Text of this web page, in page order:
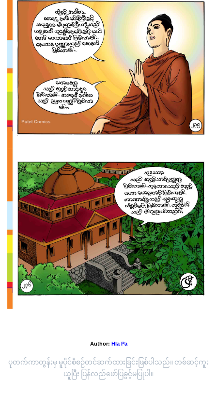
Author: Hla Pa
ပုတက်ကာတွန်းမှ မူပိုင်စီစဉ်တင်ဆက်ထားခြင်းဖြစ်ပါသည်။ တစ်ဆင့်ကူး
ယူပြီး ပြန်လည်ဖော်ပြခွင့်မပြုပါ။